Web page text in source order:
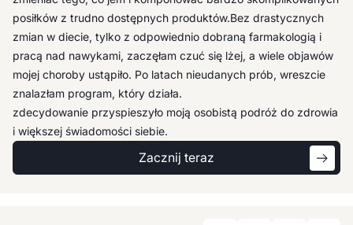
wspieraną: zarówno merytorycznie jak i emocjonalnie.
Zaskoczyło mnie, jak zmieniło się moje życie – zyskałam więcej
energii, zmieniła się moja relacja z głodem, a dieta przestała
być rygorem, stając się narzędziem wspierającym zdrowe
życie. W Holi otrzymałam wielopoziomowe wsparcie, które
zdecydowanie przyspieszyło moją osobistą podróż do zdrowia
i większej świadomości siebie.
posiłków z trudno dostępnych produktów.Bez drastycznych
zmian w diecie, tylko z odpowiednio dobraną farmakologią i
pracą nad nawykami, zaczęłam czuć się lżej, a wiele objawów
mojej choroby ustąpiło. Po latach nieudanych prób, wreszcie
znalazłam program, który działa.
Zacznij teraz